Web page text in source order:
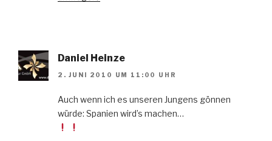
Daniel Heinze
2. JUNI 2010 UM 11:00 UHR
Auch wenn ich es unseren Jungens gönnen
würde: Spanien wird’s machen…